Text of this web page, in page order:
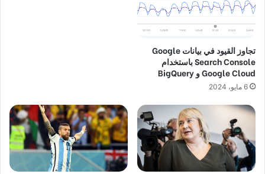
تجاوز القيود في بيانات Google
Search Console باستخدام
Google Cloud و BigQuery
6 مايو، 2024